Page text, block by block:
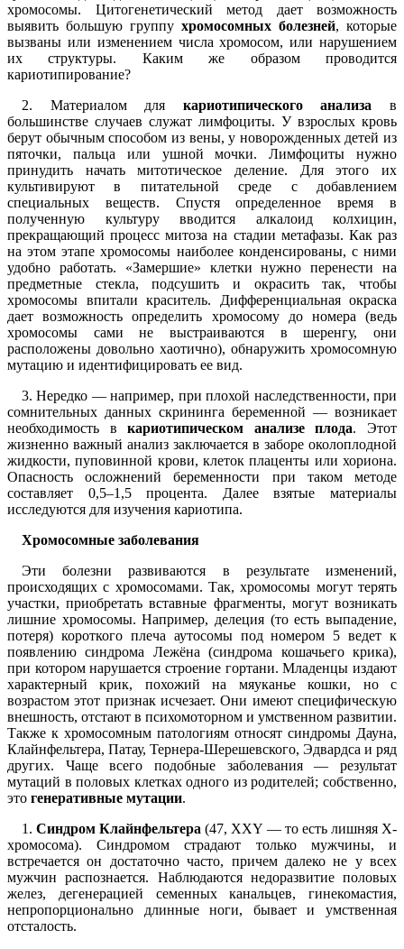
хромосомы. Цитогенетический метод дает возможность
выявить большую группу хромосомных болезней, которые
вызваны или изменением числа хромосом, или нарушением
их структуры. Каким же образом проводится
кариотипирование?
2. Материалом для кариотипического анализа в
большинстве случаев служат лимфоциты. У взрослых кровь
берут обычным способом из вены, у новорожденных детей из
пяточки, пальца или ушной мочки. Лимфоциты нужно
принудить начать митотическое деление. Для этого их
культивируют в питательной среде с добавлением
специальных веществ. Спустя определенное время в
полученную культуру вводится алкалоид колхицин,
прекращающий процесс митоза на стадии метафазы. Как раз
на этом этапе хромосомы наиболее конденсированы, с ними
удобно работать. «Замершие» клетки нужно перенести на
предметные стекла, подсушить и окрасить так, чтобы
хромосомы впитали краситель. Дифференциальная окраска
дает возможность определить хромосому до номера (ведь
хромосомы сами не выстраиваются в шеренгу, они
расположены довольно хаотично), обнаружить хромосомную
мутацию и идентифицировать ее вид.
3. Нередко — например, при плохой наследственности, при
сомнительных данных скрининга беременной — возникает
необходимость вкариотипическом анализе плода. Этот
жизненно важный анализ заключается в заборе околоплодной
жидкости, пуповинной крови, клеток плаценты или хориона.
Опасность осложнений беременности при таком методе
составляет 0,5–1,5 процента. Далее взятые материалы
исследуются для изучения кариотипа.
Хромосомные заболевания
Эти болезни развиваются в результате изменений,
происходящих с хромосомами. Так, хромосомы могут терять
участки, приобретать вставные фрагменты, могут возникать
лишние хромосомы. Например, делеция (то есть выпадение,
потеря) короткого плеча аутосомы под номером 5 ведет к
появлению синдрома Лежёна (синдрома кошачьего крика),
при котором нарушается строение гортани. Младенцы издают
характерный крик, похожий на мяуканье кошки, но с
возрастом этот признак исчезает. Они имеют специфическую
внешность, отстают в психомоторном и умственном развитии.
Также к хромосомным патологиям относят синдромы Дауна,
Клайнфельтера, Патау, Тернера-Шерешевского, Эдвардса и ряд
других. Чаще всего подобные заболевания — результат
мутаций в половых клетках одного из родителей; собственно,
это генеративные мутации.
1.Синдром Клайнфельтера (47, XXY — то есть лишняя X-
хромосома). Синдромом страдают только мужчины, и
встречается он достаточно часто, причем далеко не у всех
мужчин распознается. Наблюдаются недоразвитие половых
желез, дегенерацией семенных канальцев, гинекомастия,
непропорционально длинные ноги, бывает и умственная
отсталость.